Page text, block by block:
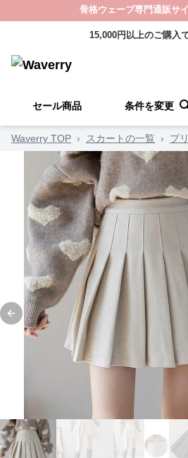
骨格ウェーブ専門通販サ
15,000円以上のご購入
セール商品 条件を変更
Waverry TOP › スカートの一覧 › プ
Previous slide